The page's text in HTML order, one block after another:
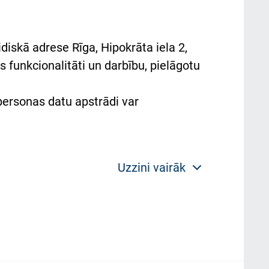
adrese Rīga, Hipokrāta iela 2,
funkcionalitāti un darbību, pielāgotu
datu apstrādi var
Uzzini vairāk